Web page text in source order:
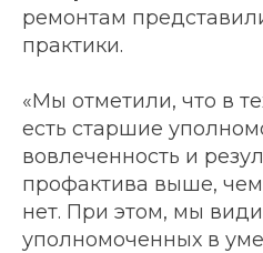
ремонтам
практики.
«Мы отметили, что в
есть старшие
вовлеченность и
профактива выше, чем
нет. При этом, мы
уполномоченных в